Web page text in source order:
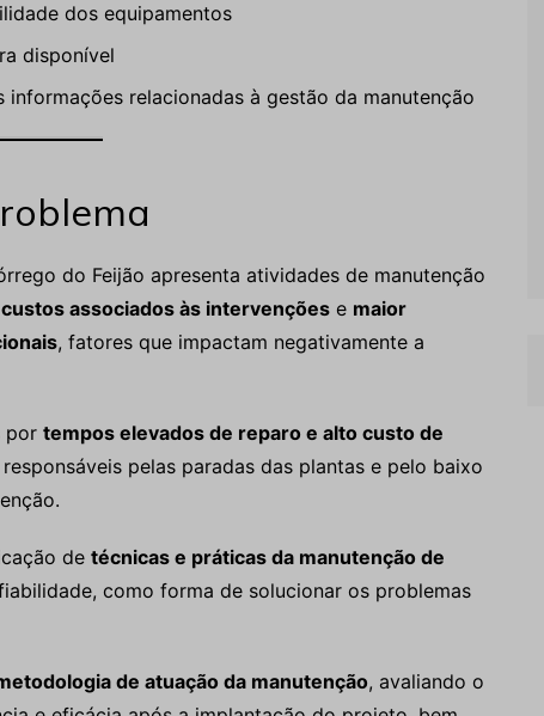
dos equipamentos
disponível
relacionadas à gestão da manutenção
do Feijão apresenta atividades de manutenção
associados às intervenções e maior
, fatores que impactam negativamente a
por tempos elevados de reparo e alto custo de
pelas paradas das plantas e pelo baixo
de técnicas e práticas da manutenção de
como forma de solucionar os problemas
de atuação da manutenção, avaliando o